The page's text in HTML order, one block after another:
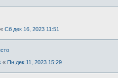
« Сб дек 16, 2023 11:51
« Пн дек 11, 2023 15:29